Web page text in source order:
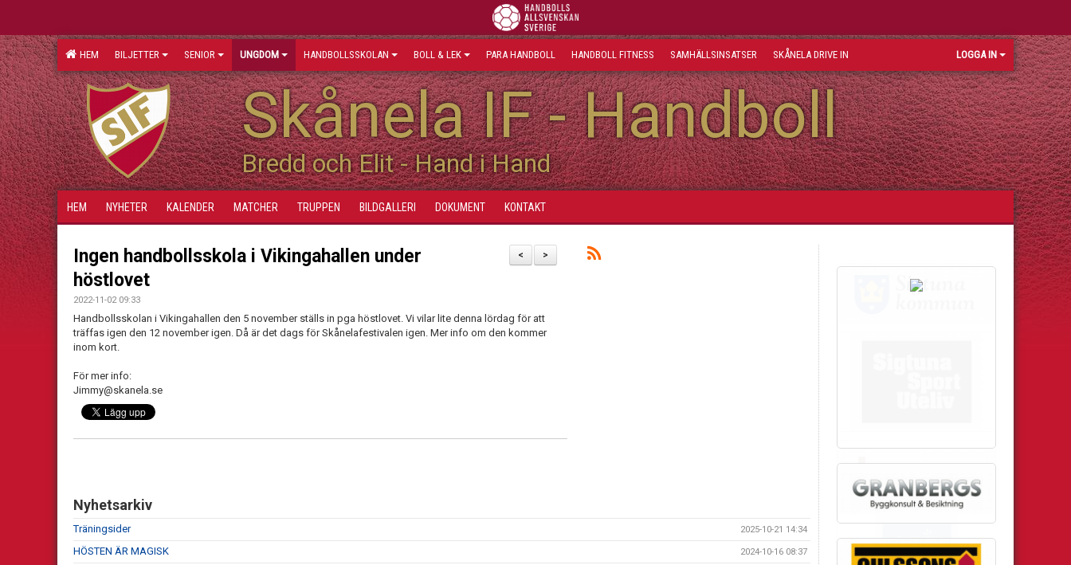
HEM BILJETTER SENIOR UNGDOM HANDBOLLSSKOLAN BOLL & LEK PARA HANDBOLL HANDBOLL FITNESS SAMHÄLLSINSATSER SKÅNELA DRIVE IN LOGGA IN
Skånela IF - Handboll
Bredd och Elit - Hand i Hand
HEM NYHETER KALENDER MATCHER TRUPPEN BILDGALLERI DOKUMENT KONTAKT
>
<
Ingen handbollsskola i Vikingahallen under
höstlovet
2022-11-02 09:33
Handbollsskolan i Vikingahallen den 5 november ställs in pga höstlovet. Vi vilar lite denna lördag för att
träffas igen den 12 november igen. Då är det dags för Skånelafestivalen igen. Mer info om den kommer
inom kort.
För mer info:
Jimmy@skanela.se
Nyhetsarkiv
Träningsider 2025-10-21 14:34
HÖSTEN ÄR MAGISK 2024-10-16 08:37